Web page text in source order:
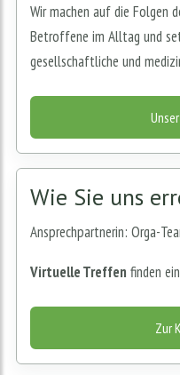
Wir machen auf die Folgen
Betroffene im Alltag und
gesellschaftliche und
Wie Sie uns
Ansprechpartnerin: Orga-
Virtuelle Treffen finden
Zur